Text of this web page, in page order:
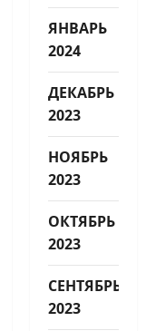
ЯНВАРЬ
2024
ДЕКАБРЬ
2023
НОЯБРЬ
2023
ОКТЯБРЬ
2023
СЕНТЯБРЬ
2023